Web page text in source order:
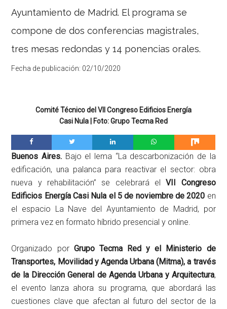
Ayuntamiento de Madrid. El programa se
compone de dos conferencias magistrales,
tres mesas redondas y 14 ponencias orales.
Fecha de publicación: 02/10/2020
Comité Técnico del VII Congreso Edificios Energía
Casi Nula | Foto: Grupo Tecma Red
Buenos Aires. Bajo el lema “La descarbonización de la
edificación, una palanca para reactivar el sector: obra
nueva y rehabilitación” se celebrará elVII Congreso
Edificios Energía Casi Nula el 5 de noviembre de 2020 en
el espacio La Nave del Ayuntamiento de Madrid, por
primera vez en formato híbrido presencial y online.
Organizado por Grupo Tecma Red y el Ministerio de
Transportes, Movilidad y Agenda Urbana (Mitma), a través
de la Dirección General de Agenda Urbana y Arquitectura,
el evento lanza ahora su programa, que abordará las
cuestiones clave que afectan al futuro del sector de la